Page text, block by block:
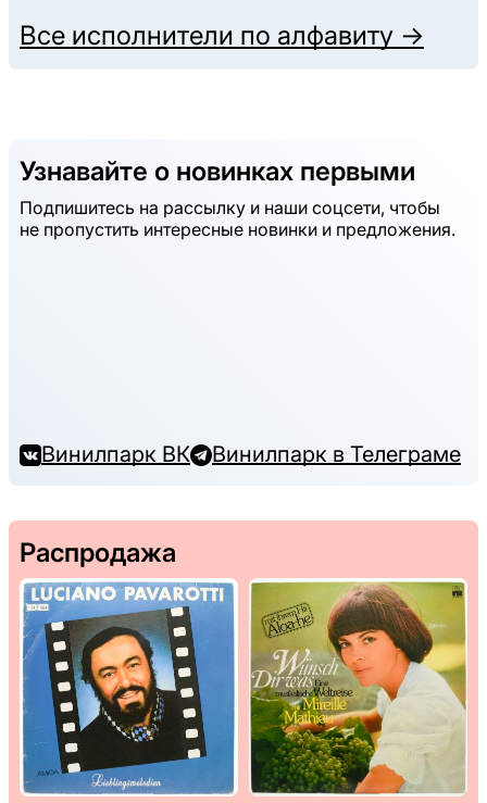
Все исполнители по алфавиту →
Узнавайте о новинках первыми
Подпишитесь на рассылку и наши соцсети, чтобы
не пропустить интересные новинки и предложения.
Винилпарк ВК Винилпарк в Телеграме
Распродажа